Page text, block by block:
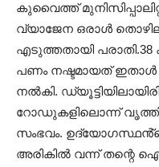
കുവൈത്ത്
വ്യാജേന ഒരാൾ
എടുത്തതായി
പണം നഷ്ടമായത്
നൽകി.
റോഡുകളിലൊന്ന്
സംഭവം.
അരികിൽ വന്ന് തന്റെ